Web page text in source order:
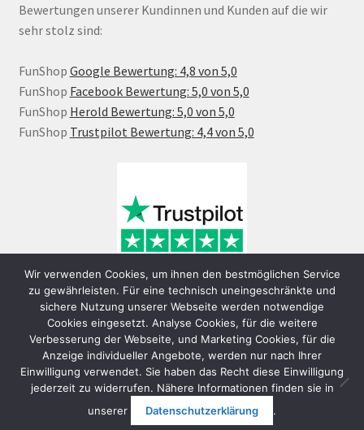
Bewertungen unserer Kundinnen und Kunden auf die wir
sehr stolz sind:
FunShop Google Bewertung: 4,8 von 5,0
FunShop Facebook Bewertung: 5,0 von 5,0
FunShop Herold Bewertung: 5,0 von 5,0
FunShop Trustpilot Bewertung: 4,4 von 5,0
© FunShop Wien - Hochqualitative Elektromobilität 2026
Datenschutzerklärung
Erstellt mit WooCommerce
Wir verwenden Cookies, um ihnen den bestmöglichen Service
zu gewährleisten. Für eine technisch uneingeschränkte und
sichere Nutzung unserer Webseite werden notwendige
Cookies eingesetzt. Analyse Cookies, für die weitere
Verbesserung der Webseite, und Marketing Cookies, für die
Anzeige individueller Angebote, werden nur nach Ihrer
Einwilligung verwendet. Sie haben das Recht diese Einwilligung
jederzeit zu widerrufen. Nähere Informationen finden sie in
unserer
Datenschutzerklärung .